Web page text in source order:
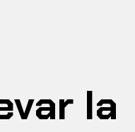
la